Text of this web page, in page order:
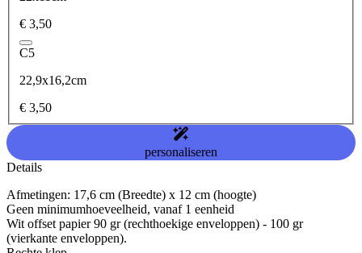
€ 3,50
C5
22,9x16,2cm
€ 3,50
personaliseren
Details
Afmetingen: 17,6 cm (Breedte) x 12 cm (hoogte)
Geen minimumhoeveelheid, vanaf 1 eenheid
Wit offset papier 90 gr (rechthoekige enveloppen) - 100 gr
(vierkante enveloppen).